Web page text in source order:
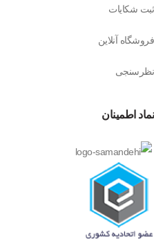
ثبت شکایات
فروشگاه آنلاین
نظرسنجی
نماد اطمینان